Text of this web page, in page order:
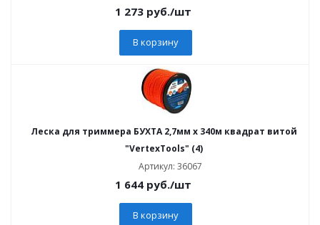
1 273руб./шт
В корзину
Леска для триммера БУХТА 2,7мм х 340м квадрат витой
"VertexTools" (4)
Артикул: 36067
1 644руб./шт
В корзину